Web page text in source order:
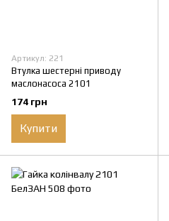
Артикул: 221
Втулка шестерні приводу
маслонасоса 2101
174 грн
Купити